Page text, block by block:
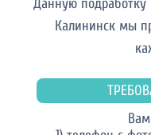
Данную подработку
Калининск мы